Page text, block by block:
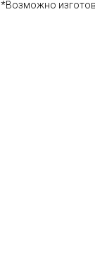
*Возможно